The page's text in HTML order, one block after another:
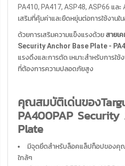
PA410, PA417, ASP48, ASP66 แล
เสริมที่คุ้มค่าและยืดหยุ่นต่อการใช้งานใ
ด้วยการเสริมความแข็งแรงด้วยสายเ
Security Anchor Base Plate -
แรงดึงและการตัด เหมาะสำหรับการใช้
ที่ต้องการความปลอดภัยสูง
คุณสมบัติเด่นของ
PA400PAP
Plate
มีจุดยึดสำหรับล็อคแล็ปท็อปของคุ
ใกล้ๆ